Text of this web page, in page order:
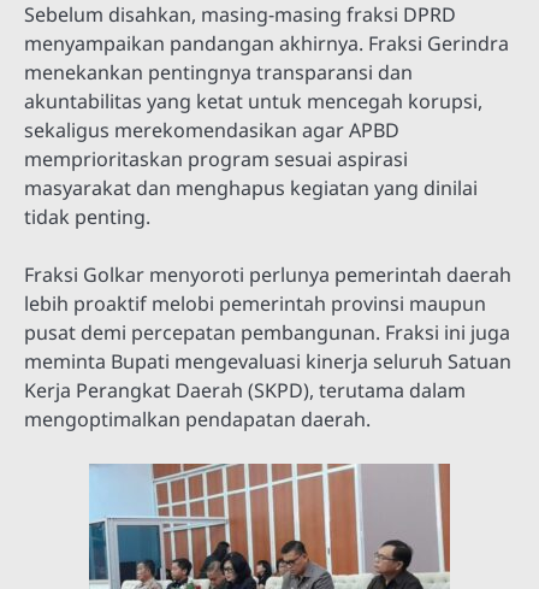
Sebelum disahkan, masing-masing fraksi DPRD
menyampaikan pandangan akhirnya. Fraksi Gerindra
menekankan pentingnya transparansi dan
akuntabilitas yang ketat untuk mencegah korupsi,
sekaligus merekomendasikan agar APBD
memprioritaskan program sesuai aspirasi
masyarakat dan menghapus kegiatan yang dinilai
tidak penting.
Fraksi Golkar menyoroti perlunya pemerintah daerah
lebih proaktif melobi pemerintah provinsi maupun
pusat demi percepatan pembangunan. Fraksi ini juga
meminta Bupati mengevaluasi kinerja seluruh Satuan
Kerja Perangkat Daerah (SKPD), terutama dalam
mengoptimalkan pendapatan daerah.